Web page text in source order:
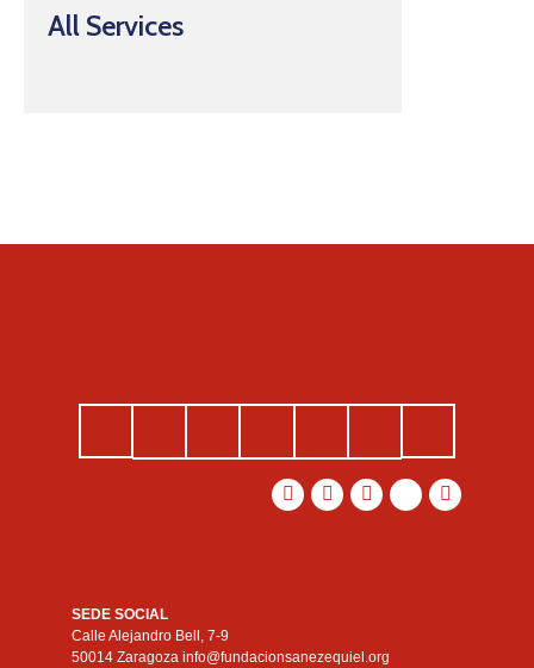
All Services
SEDE SOCIAL
Calle Alejandro Bell, 7-9
50014 Zaragoza info@fundacionsanezequiel.org